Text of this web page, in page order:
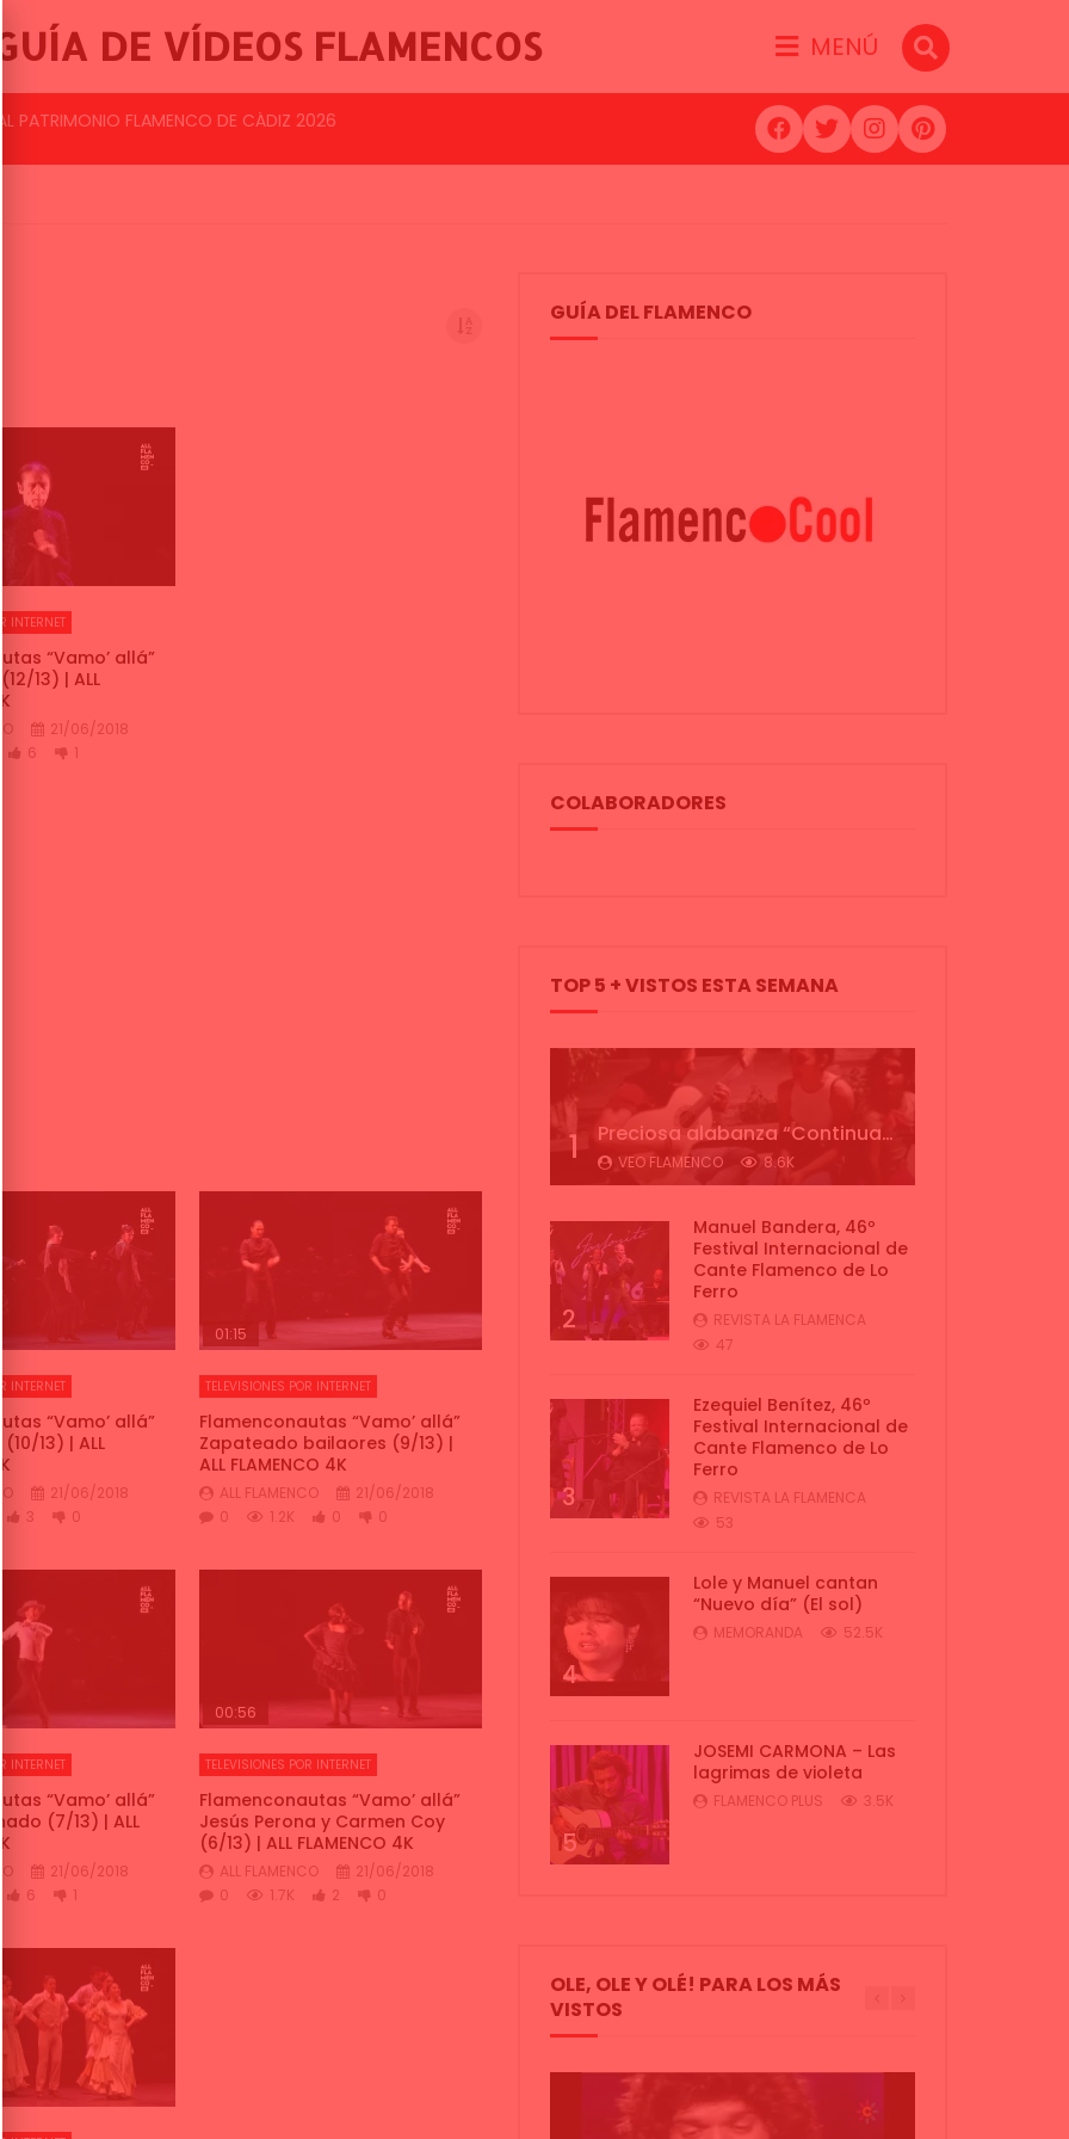
GUÍA DE VÍDEOS FLAMENCOS MENÚ
INTERNET
“Vamo’ allá”
13) | ALL
21/06/2018
6 1
INTERNET
“Vamo’ allá”
13) | ALL
21/06/2018
3 0
01:15
TELEVISIONES POR INTERNET
Flamenconautas “Vamo’ allá”
Zapateado bailaores (9/13) |
ALL FLAMENCO 4K
ALL FLAMENCO
21/06/2018
0
1.2K 0 0
INTERNET
“Vamo’ allá”
(7/13) | ALL
21/06/2018
6 1
00:56
TELEVISIONES POR INTERNET
Flamenconautas “Vamo’ allá”
Jesús Perona y Carmen Coy
(6/13) | ALL FLAMENCO 4K
ALL FLAMENCO
21/06/2018
0
1.7K 2 0
GUÍA DEL FLAMENCO
COLABORADORES
TOP 5 + VISTOS ESTA SEMANA
1 Preciosa alabanza “Continua” cantada por ALBA CORTES acompañada de IVAN a la guitarra | VEOFLAMENCO
VEO FLAMENCO 8.6K
2
Manuel Bandera, 46º
Festival Internacional de
Cante Flamenco de Lo
Ferro
REVISTA LA FLAMENCA
47
3
Ezequiel Benítez, 46º
Festival Internacional de
Cante Flamenco de Lo
Ferro
REVISTA LA FLAMENCA
53
4
Lole y Manuel cantan
“Nuevo día” (El sol)
MEMORANDA 52.5K
5
JOSEMI CARMONA – Las
lagrimas de violeta
FLAMENCO PLUS 3.5K
OLE, OLE Y OLÉ! PARA LOS MÁS
VISTOS